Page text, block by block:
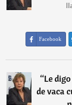
Facebook
“Le
de vaca